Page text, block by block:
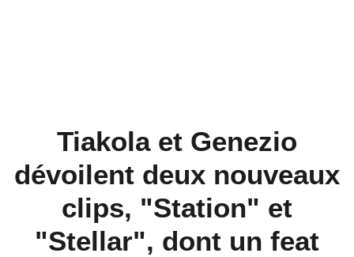
Tiakola et Genezio
dévoilent deux nouveaux
clips, "Station" et
"Stellar", dont un feat